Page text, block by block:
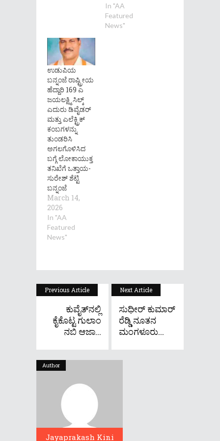
In "AA
Featured
News"
ಉಡುಪಿಯ
ಬನ್ನಂಜೆ ರಾಷ್ಟ್ರೀಯ
ಹೆದ್ದಾರಿ 169 ಎ
ಜಯಲಕ್ಷ್ಮಿ ಸಿಲ್ಕ್
ಎದುರು ಡಿವೈಡರ್
ಮತ್ತು ಎಲೆಕ್ಟ್ರಿಕ್
ಕಂಬಗಳನ್ನು
ತುಂಡರಿಸಿ
ಅಗಲಗೊಳಿಸಿದ
ಬಗ್ಗೆ ಲೋಕಾಯುಕ್ತ
ತನಿಖೆಗೆ ಒತ್ತಾಯ-
ಸುರೇಶ್ ಶೆಟ್ಟಿ
ಬನ್ನಂಜೆ
March 14,
2026
In "AA
Featured
News"
Previous Article
ಕುವೈತ್​ನಲ್ಲಿ
ಕೈಕೊಟ್ಟ ಗುಲಾಂ
ನಬಿ ಆಜಾ...
Next Article
ಸುಧೀರ್ ಕುಮಾರ್
ರೆಡ್ಡಿ ನೂತನ
ಮಂಗಳೂರು...
Author
Jayaprakash Kini